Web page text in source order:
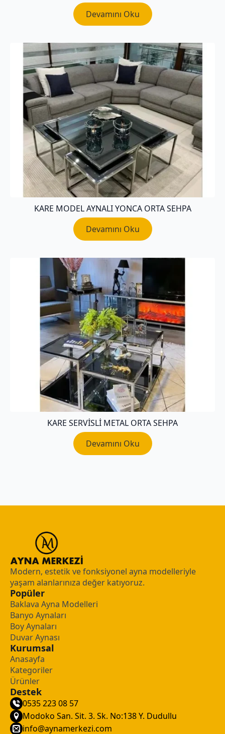
Devamını Oku
KARE MODEL AYNALI YONCA ORTA SEHPA
Devamını Oku
KARE SERVISLI METAL ORTA SEHPA
Devamını Oku
Modern, estetik ve fonksiyonel ayna modelleriyle
yaşam alanlarınıza değer katıyoruz.
Popüler
Baklava Ayna Modelleri
Banyo Aynaları
Boy Aynaları
Duvar Aynası
Kurumsal
Anasayfa
Kategoriler
Ürünler
Destek
0535 223 08 57
Modoko San. Sit. 3. Sk. No:138 Y. Dudullu
info@aynamerkezi.com